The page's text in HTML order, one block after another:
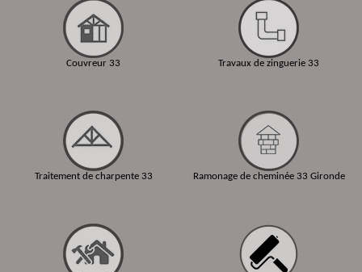
Couvreur 33
Traitement de charpente 33
Travaux de zinguerie 33
Ramonage de cheminée 33 Gironde